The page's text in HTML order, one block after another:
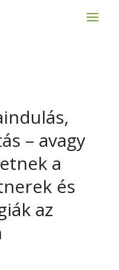
– avagy
a
és
az